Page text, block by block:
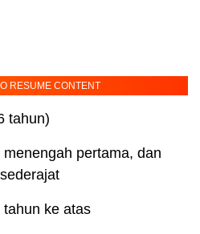
RESUME CONTENT
tahun)
pertama, dan
ke atas